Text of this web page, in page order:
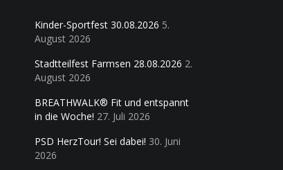
Kinder-Sportfest 30.08.2026 5.
August 2026
Stadtteilfest Farmsen 28.08.2026 2.
August 2026
BREATHWALK® Fit und entspannt
in die Woche! 27. Juli 2026
PSD HerzTour! Sei dabei! 30. Juni
2026